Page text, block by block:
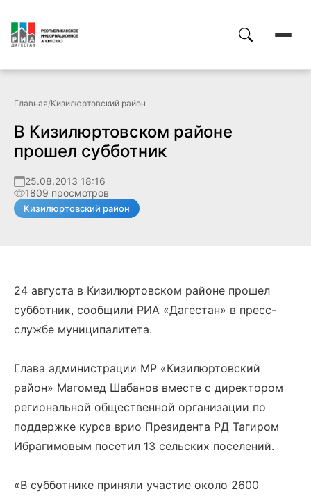
Главная/Кизилюртовский район
В Кизилюртовском районе
прошел субботник
25.08.2013 18:16
1809 просмотров
Кизилюртовский район
24 августа в Кизилюртовском районе прошел
субботник, сообщили РИА «Дагестан» в пресс-
службе муниципалитета.
Глава администрации МР «Кизилюртовский
район» Магомед Шабанов вместе с директором
региональной общественной организации по
поддержке курса врио Президента РД Тагиром
Ибрагимовым посетил 13 сельских поселений.
«В субботнике приняли участие около 2600